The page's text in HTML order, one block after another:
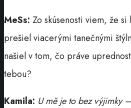
MeSs: Zo skúsenosti viem, že si
prešiel viacerými tanečnými
našiel v tom, čo práve
tebou?
Kamila: U mě je to bez výjimky